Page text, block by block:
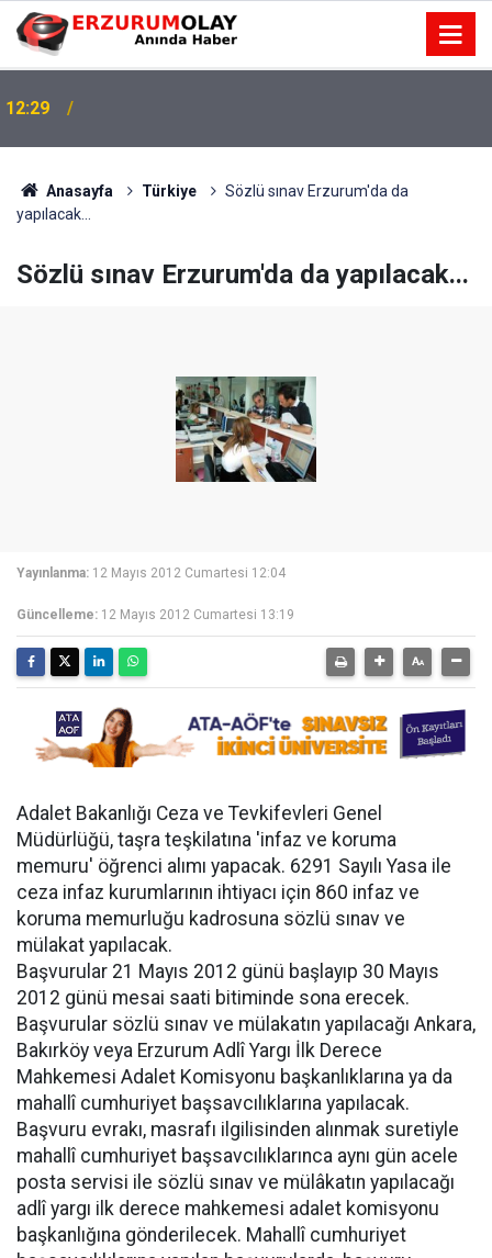
12:29
Anasayfa Türkiye
Sözlü sınav Erzurum'da da
yapılacak...
Sözlü sınav Erzurum'da da yapılacak...
Yayınlanma: 12 Mayıs 2012 Cumartesi 12:04
Güncelleme: 12 Mayıs 2012 Cumartesi 13:19
Adalet Bakanlığı Ceza ve Tevkifevleri Genel
Müdürlüğü, taşra teşkilatına 'infaz ve koruma
memuru' öğrenci alımı yapacak. 6291 Sayılı Yasa ile
ceza infaz kurumlarının ihtiyacı için 860 infaz ve
koruma memurluğu kadrosuna sözlü sınav ve
mülakat yapılacak.
Başvurular 21 Mayıs 2012 günü başlayıp 30 Mayıs
2012 günü mesai saati bitiminde sona erecek.
Başvurular sözlü sınav ve mülakatın yapılacağı Ankara,
Bakırköy veya Erzurum Adlî Yargı İlk Derece
Mahkemesi Adalet Komisyonu başkanlıklarına ya da
mahallî cumhuriyet başsavcılıklarına yapılacak.
Başvuru evrakı, masrafı ilgilisinden alınmak suretiyle
mahallî cumhuriyet başsavcılıklarınca aynı gün acele
posta servisi ile sözlü sınav ve mülâkatın yapılacağı
adlî yargı ilk derece mahkemesi adalet komisyonu
başkanlığına gönderilecek. Mahallî cumhuriyet